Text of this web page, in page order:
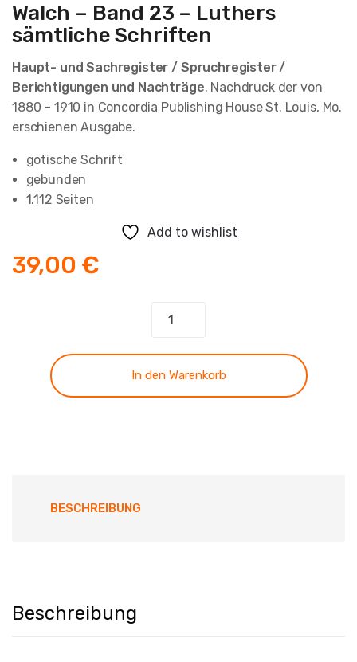
Walch – Band 23 – Luthers
sämtliche Schriften
Haupt- und Sachregister / Spruchregister /
Berichtigungen und Nachträge. Nachdruck der von
1880 – 1910 in Concordia Publishing House St. Louis, Mo.
erschienen Ausgabe.
gotische Schrift
gebunden
1.112 Seiten
Add to wishlist
39,00 €
Walch
Band
23
In den Warenkorb
BESCHREIBUNG
Beschreibung